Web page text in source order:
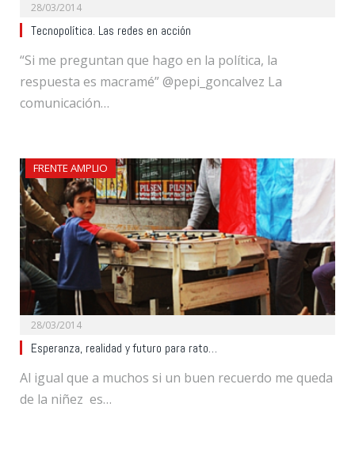
28/03/2014
Tecnopolítica. Las redes en acción
“Si me preguntan que hago en la política, la
respuesta es macramé” @pepi_goncalvez La
comunicación…
FRENTE AMPLIO
28/03/2014
Esperanza, realidad y futuro para rato…
Al igual que a muchos si un buen recuerdo me queda
de la niñez es…